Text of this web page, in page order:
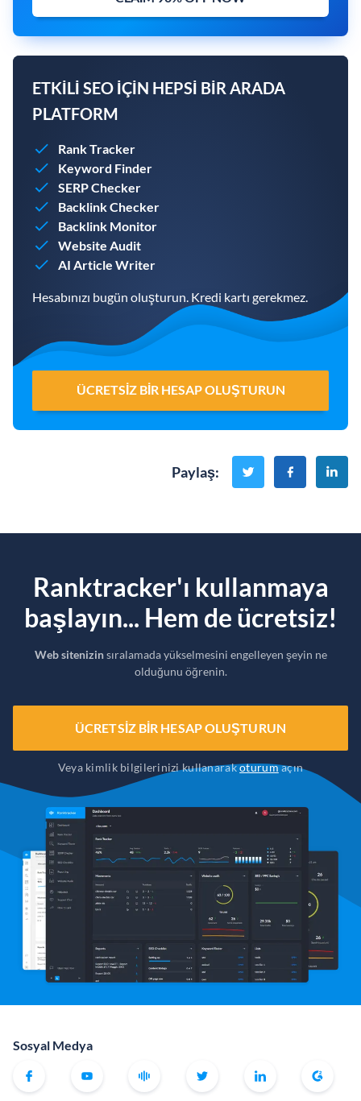
ETKILI SEO IÇIN HEPSI BIR ARADA
PLATFORM
Rank Tracker
Keyword Finder
SERP Checker
Backlink Checker
Backlink Monitor
Website Audit
AI Article Writer
Hesabınızı bugün oluşturun. Kredi kartı gerekmez.
ÜCRETSIZ BIR HESAP OLUŞTURUN
Paylaş:
Ranktracker'ı kullanmaya
başlayın... Hem de ücretsiz!
Web sitenizinsıralamada yükselmesini engelleyen şeyin ne
olduğunu öğrenin.
ÜCRETSIZ BIR HESAP OLUŞTURUN
Veya kimlik bilgilerinizi kullanarakoturumaçın
Sosyal Medya